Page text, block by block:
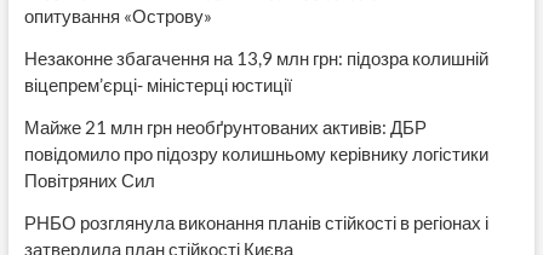
опитування «Острову»
Незаконне збагачення на 13,9 млн грн: підозра колишній
віцепрем’єрці- міністерці юстиції
Майже 21 млн грн необґрунтованих активів: ДБР
повідомило про підозру колишньому керівнику логістики
Повітряних Сил
РНБО розглянула виконання планів стійкості в регіонах і
затвердила план стійкості Києва